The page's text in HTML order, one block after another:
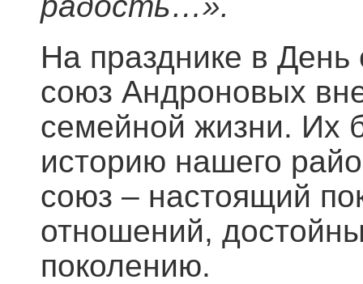
На празднике в
союз Андроновых
семейной жизни. Их
историю нашего
союз – настоящий
отношений,
поколению.